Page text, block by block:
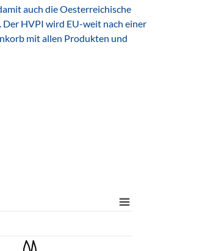
auch die Oesterreichische
HVPI wird EU-weit nach einer
mit allen Produkten und